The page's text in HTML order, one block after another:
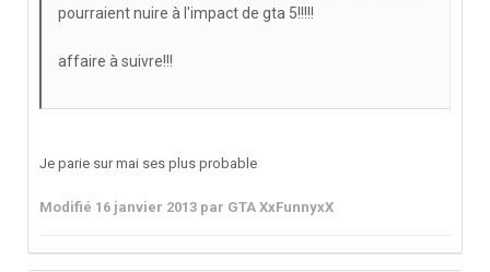
pourraient nuire à l'impact de gta 5!!!!!
affaire à suivre!!!
Je parie sur mai ses plus probable
Modifié 16 janvier 2013 par GTA XxFunnyxX